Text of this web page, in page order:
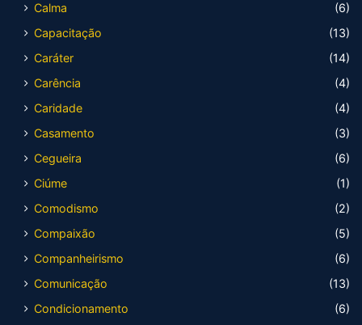
Calma
(6)
Capacitação
(13)
Caráter
(14)
Carência
(4)
Caridade
(4)
Casamento
(3)
Cegueira
(6)
Ciúme
(1)
Comodismo
(2)
Compaixão
(5)
Companheirismo
(6)
Comunicação
(13)
Condicionamento
(6)